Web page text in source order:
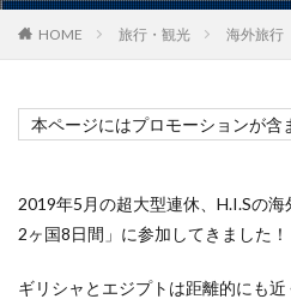
HOME 旅行・観光 海外旅行
本ページにはプロモーションが含
2019年5月の超大型連休、H.I.Sの
2ヶ国8日間」に参加してきました！
ギリシャとエジプトは距離的にも